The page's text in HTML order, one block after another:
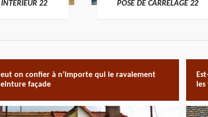
22 POSE DE CARRELAGE 22
on confier à n’importe qui le ravalement
façade